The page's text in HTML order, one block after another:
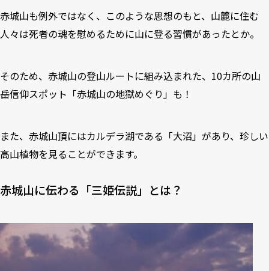
赤城山も例外ではなく、このような思想のもと、山麓に住む
人々は死者の魂を慰めるために山に登る習慣があったとか。
そのため、赤城山の登山ルートに組み込まれた、10カ所の山
岳信仰スポット「赤城山の地獄めぐり 」も！
また、赤城山頂にはカルデラ湖である「大沼」があり、珍しい
高山植物を見ることができます。
赤城山に伝わる「三姫伝説」とは？